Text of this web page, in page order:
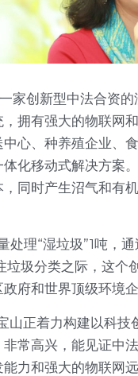
家创新型中法合资
拥有强大的物联网
心、种养殖企业、
化移动式解决方案
同时产生沼气和有
理“湿垃圾”1吨，
圾分类之际，这个
府和世界顶级环境
正着力构建以科技
常高兴，能见证中
力和强大的物联网